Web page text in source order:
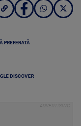
PREFERATĂ
DISCOVER